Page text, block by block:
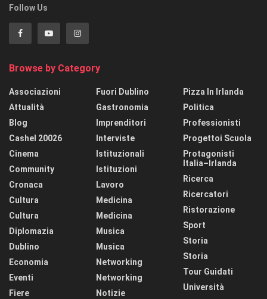
Follow Us
Browse by Category
Associazioni
Attualità
Blog
Cashel 20026
Cinema
Community
Cronaca
Cultura
Cultura
Diplomazia
Dublino
Economia
Eventi
Fiere
Fuori Dublino
Gastronomia
Imprenditori
Interviste
Istituzionali
Istituzioni
Lavoro
Medicina
Medicina
Musica
Musica
Networking
Networking
Notizie
Pizza In Irlanda
Politica
Professionisti
Progettoi Scuola
Protagonisti
Italia–Irlanda
Ricerca
Ricercatori
Ristorazione
Sport
Storia
Storia
Tour Guidati
Università